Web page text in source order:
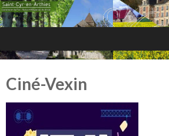
Ciné-Vexin